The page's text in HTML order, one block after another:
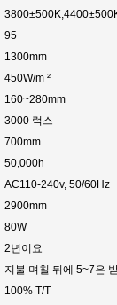
95
1300mm
450W/m ²
160~280mm
3000 럭스
700mm
50,000h
AC110-240v, 50/60Hz
2900mm
80W
2년이요
지불 며칠 뒤에 5~7은
100% T/T